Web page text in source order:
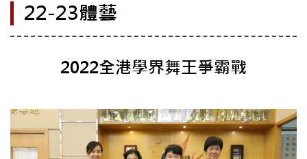
22-23體藝
2022全港學界舞王爭霸戰